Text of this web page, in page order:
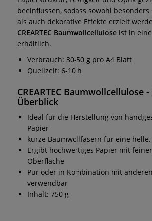
beeinflussen, sodass sowohl besonders
als auch dekorative Effekte erzielt
CREARTEC Baumwollcellulose ist in
erhältlich.
Verbrauch: 30-50 g pro A4 Blatt
Quellzeit: 6-10 h
CREARTEC Baumwollcellulose
Überblick
Ideal für die Herstellung von
Papier
kurze Baumwollfasern für eine helle,
Ergibt hochwertiges Papier mit
Oberfläche
Pur oder in Kombination mit
verwendbar
Inhalt: 750 g